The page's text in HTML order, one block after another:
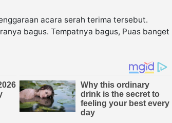
acara serah terima tersebut.
bagus. Tempatnya bagus, Puas banget